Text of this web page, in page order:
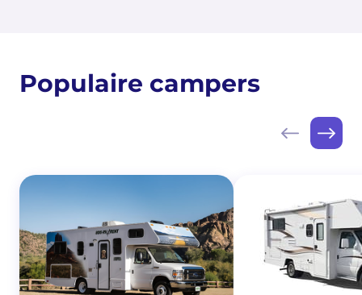
Populaire campers